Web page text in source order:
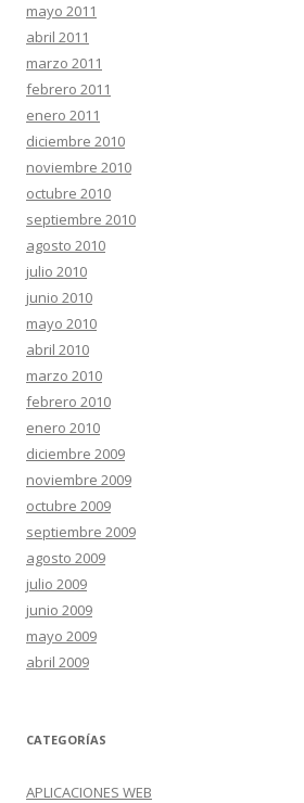
mayo 2011
abril 2011
marzo 2011
febrero 2011
enero 2011
diciembre 2010
noviembre 2010
octubre 2010
septiembre 2010
agosto 2010
julio 2010
junio 2010
mayo 2010
abril 2010
marzo 2010
febrero 2010
enero 2010
diciembre 2009
noviembre 2009
octubre 2009
septiembre 2009
agosto 2009
julio 2009
junio 2009
mayo 2009
abril 2009
CATEGORÍAS
APLICACIONES WEB